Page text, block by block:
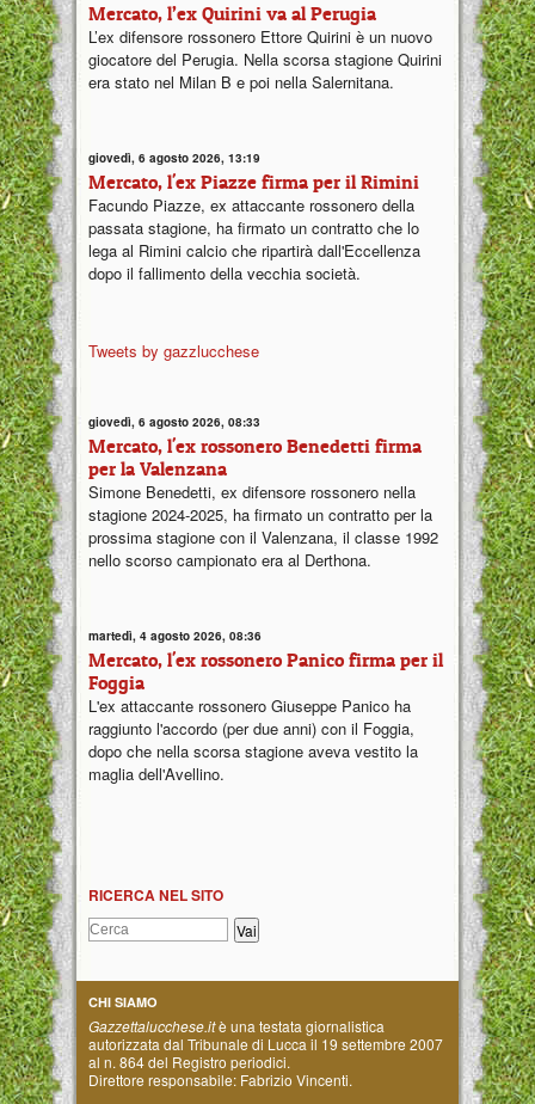
Mercato, l’ex Quirini va al Perugia
L’ex difensore rossonero Ettore Quirini è un nuovo
giocatore del Perugia. Nella scorsa stagione Quirini
era stato nel Milan B e poi nella Salernitana.
giovedì, 6 agosto 2026, 13:19
Mercato, l'ex Piazze firma per il Rimini
Facundo Piazze, ex attaccante rossonero della
passata stagione, ha firmato un contratto che lo
lega al Rimini calcio che ripartirà dall'Eccellenza
dopo il fallimento della vecchia società.
Tweets by gazzlucchese
giovedì, 6 agosto 2026, 08:33
Mercato, l'ex rossonero Benedetti firma
per la Valenzana
Simone Benedetti, ex difensore rossonero nella
stagione 2024-2025, ha firmato un contratto per la
prossima stagione con il Valenzana, il classe 1992
nello scorso campionato era al Derthona.
martedì, 4 agosto 2026, 08:36
Mercato, l'ex rossonero Panico firma per il
Foggia
L'ex attaccante rossonero Giuseppe Panico ha
raggiunto l'accordo (per due anni) con il Foggia,
dopo che nella scorsa stagione aveva vestito la
maglia dell'Avellino.
RICERCA NEL SITO
CHI SIAMO
Gazzettalucchese.itè una testata giornalistica
autorizzata dal Tribunale di Lucca il 19 settembre 2007
al n. 864 del Registro periodici.
Direttore responsabile: Fabrizio Vincenti.